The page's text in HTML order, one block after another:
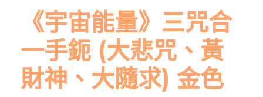
《宇宙能量》三咒合
一手鈪 (大悲咒、黃
財神、大隨求) 金色